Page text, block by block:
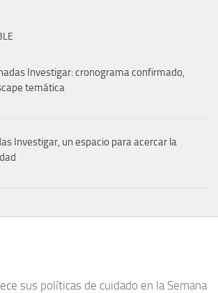
Investigar: cronograma confirmado,
temática
Investigar, un espacio para acercar la
sus políticas de cuidado en la Semana